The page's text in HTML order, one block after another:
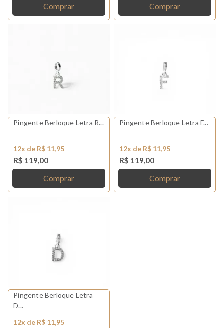
Comprar Comprar
Pingente Berloque Letra R...
12x de R$ 11,95
R$ 119,00
Comprar
Pingente Berloque Letra F...
12x de R$ 11,95
R$ 119,00
Comprar
Pingente Berloque Letra
D...
12x de R$ 11,95